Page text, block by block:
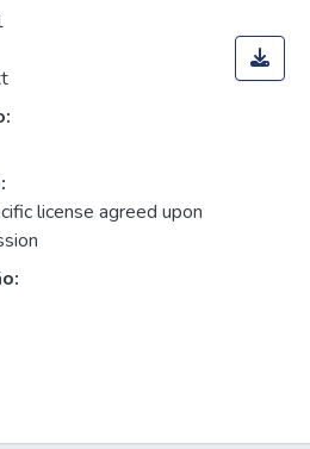
license agreed upon